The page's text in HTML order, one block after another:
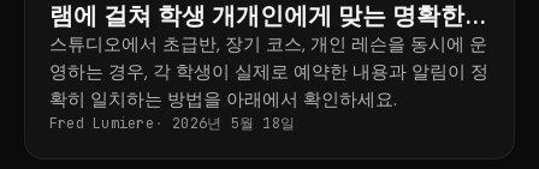
램에 걸쳐 학생 개개인에게 맞는 명확한
일정표
스튜디오에서 초급반, 장기 코스, 개인 레슨을 동시에 운
영하는 경우, 각 학생이 실제로 예약한 내용과 알림이 정
확히 일치하는 방법을 아래에서 확인하세요.
Fred Lumiere 2026년 5월 18일